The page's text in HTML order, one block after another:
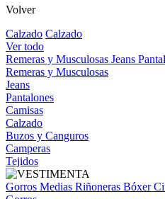
Volver
Calzado Calzado
Ver todo
Remeras y Musculosas Jeans
Remeras y Musculosas
Jeans
Pantalones
Camisas
Calzado
Buzos y Canguros
Camperas
Tejidos
Gorros Medias Riñoneras Bóxer